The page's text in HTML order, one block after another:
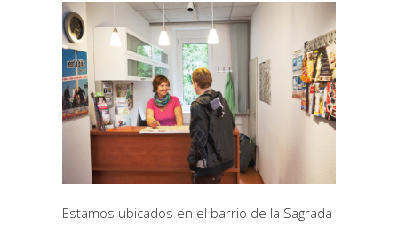
Estamos ubicados en el barrio de la Sagrada